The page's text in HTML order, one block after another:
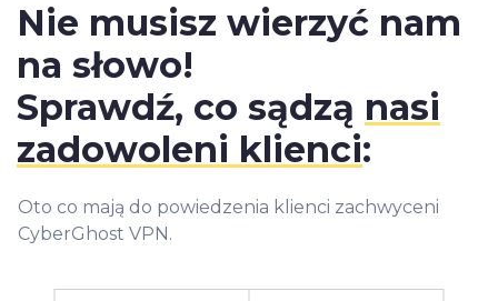
Nie musisz wierzyć nam
na słowo!
Sprawdź, co sądzą nasi
zadowoleni klienci:
Oto co mają do powiedzenia klienci zachwyceni
CyberGhost VPN.